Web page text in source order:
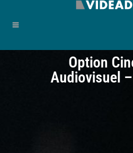
Option
Audiovisuel